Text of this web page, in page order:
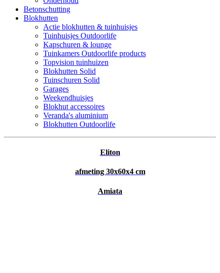
Betonschutting
Blokhutten
Actie blokhutten & tuinhuisjes
Tuinhuisjes Outdoorlife
Kapschuren & lounge
Tuinkamers Outdoorlife products
Topvision tuinhuizen
Blokhutten Solid
Tuinschuren Solid
Garages
Weekendhuisjes
Blokhut accessoires
Veranda's aluminium
Blokhutten Outdoorlife
Eliton
afmeting 30x60x4 cm
Amiata